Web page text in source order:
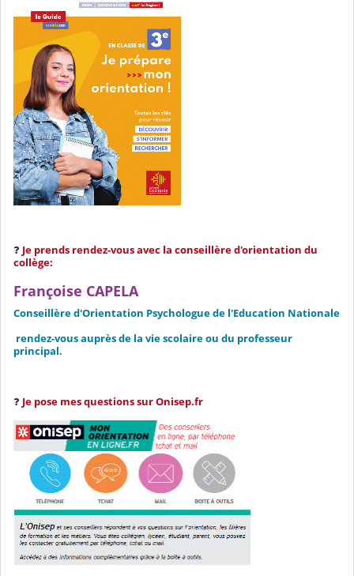
❓ Je prends rendez-vous avec la conseillère d'orientation du
collège:
Françoise CAPELA
Conseillère d'Orientation Psychologue de l'Education Nationale
rendez-vous auprès de la vie scolaire ou du professeur
principal.
❓ Je pose mes questions sur Onisep.fr